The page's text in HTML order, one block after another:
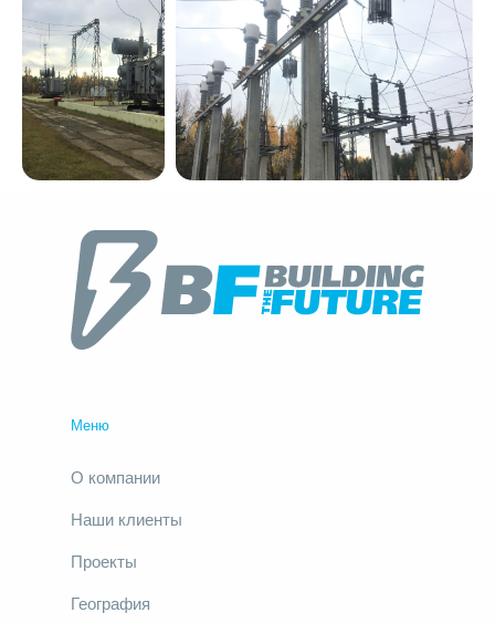
Меню
Проекты
О компании
Наши клиенты
География